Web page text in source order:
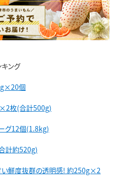
ング
個
枚(合計500g)
グ12個(1.8kg)
計約520g)
い鮮度抜群の透明感! 約250g×2